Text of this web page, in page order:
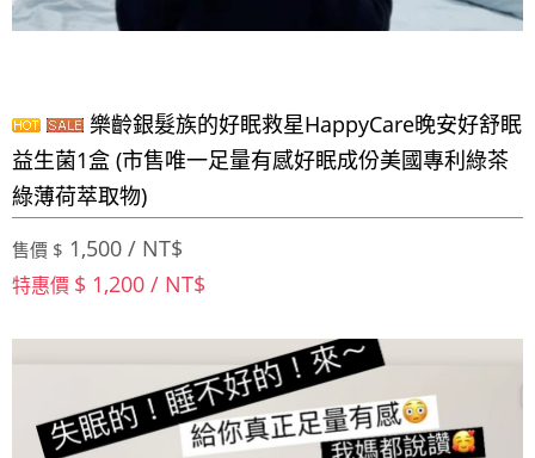
樂齡銀髮族的好眠救星HappyCare晚安好舒眠
益生菌1盒 (市售唯一足量有感好眠成份美國專利綠茶
綠薄荷萃取物)
售價 $ 1,500 / NT$
特惠價 $ 1,200 / NT$